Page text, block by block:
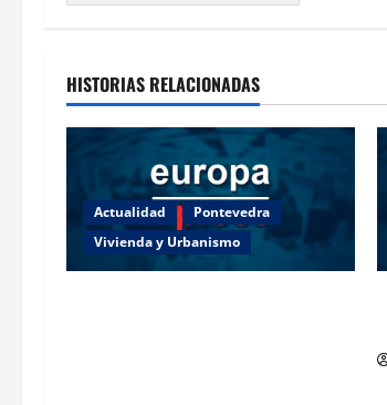
HISTORIAS RELACIONADAS
Actualidad
Pontevedra
Vivienda y Urbanismo